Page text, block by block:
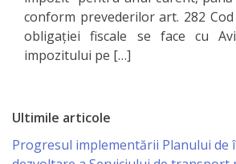
Taxelor
Locale
Juridic
Serviciul
conform prevederilor art. 282 Cod
obligației fiscale se face cu
impozitului pe […]
Ultimile articole
Progresul implementării Planului de